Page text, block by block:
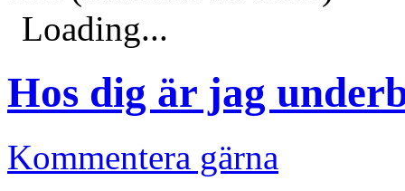
Loading...
Hos dig är jag
Kommentera gärna